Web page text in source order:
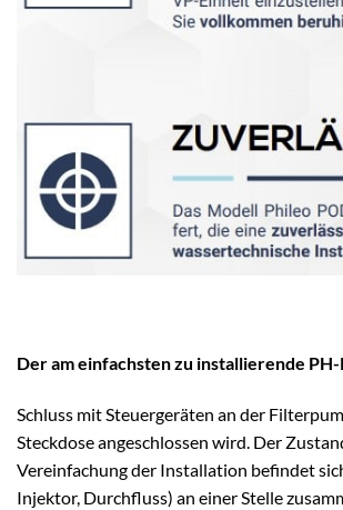
Der am einfachsten zu installierende
Schluss mit Steuergeräten an der
Steckdose angeschlossen wird. Der
Vereinfachung der Installation befindet
Injektor, Durchfluss) an einer Stelle